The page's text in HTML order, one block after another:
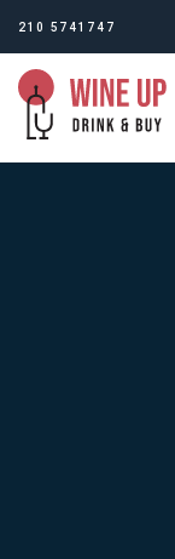
210 5741747